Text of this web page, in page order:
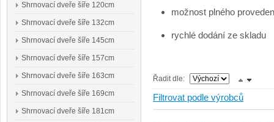
možnost plného
rychlé dodání ze skladu
Řadit dle:
Filtrovat podle výrobců
Shrnovací dveře šíře 120cm
Shrnovací dveře šíře 132cm
Shrnovací dveře šíře 145cm
Shrnovací dveře šíře 157cm
Shrnovací dveře šíře 163cm
Shrnovací dveře šíře 169cm
Shrnovací dveře šíře 181cm